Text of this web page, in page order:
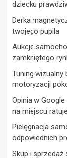
dziecku
Derka
twojego pupila
Aukcje
zamkniętego
Tuning wizualny
motoryzacji
Opinia w
na miejscu
Pielęgnacja
odpowiednich
Skup i sprzedaż